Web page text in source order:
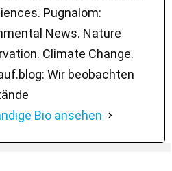
Pugnalom:
News. Nature
Climate Change.
Wir beobachten
Bio ansehen